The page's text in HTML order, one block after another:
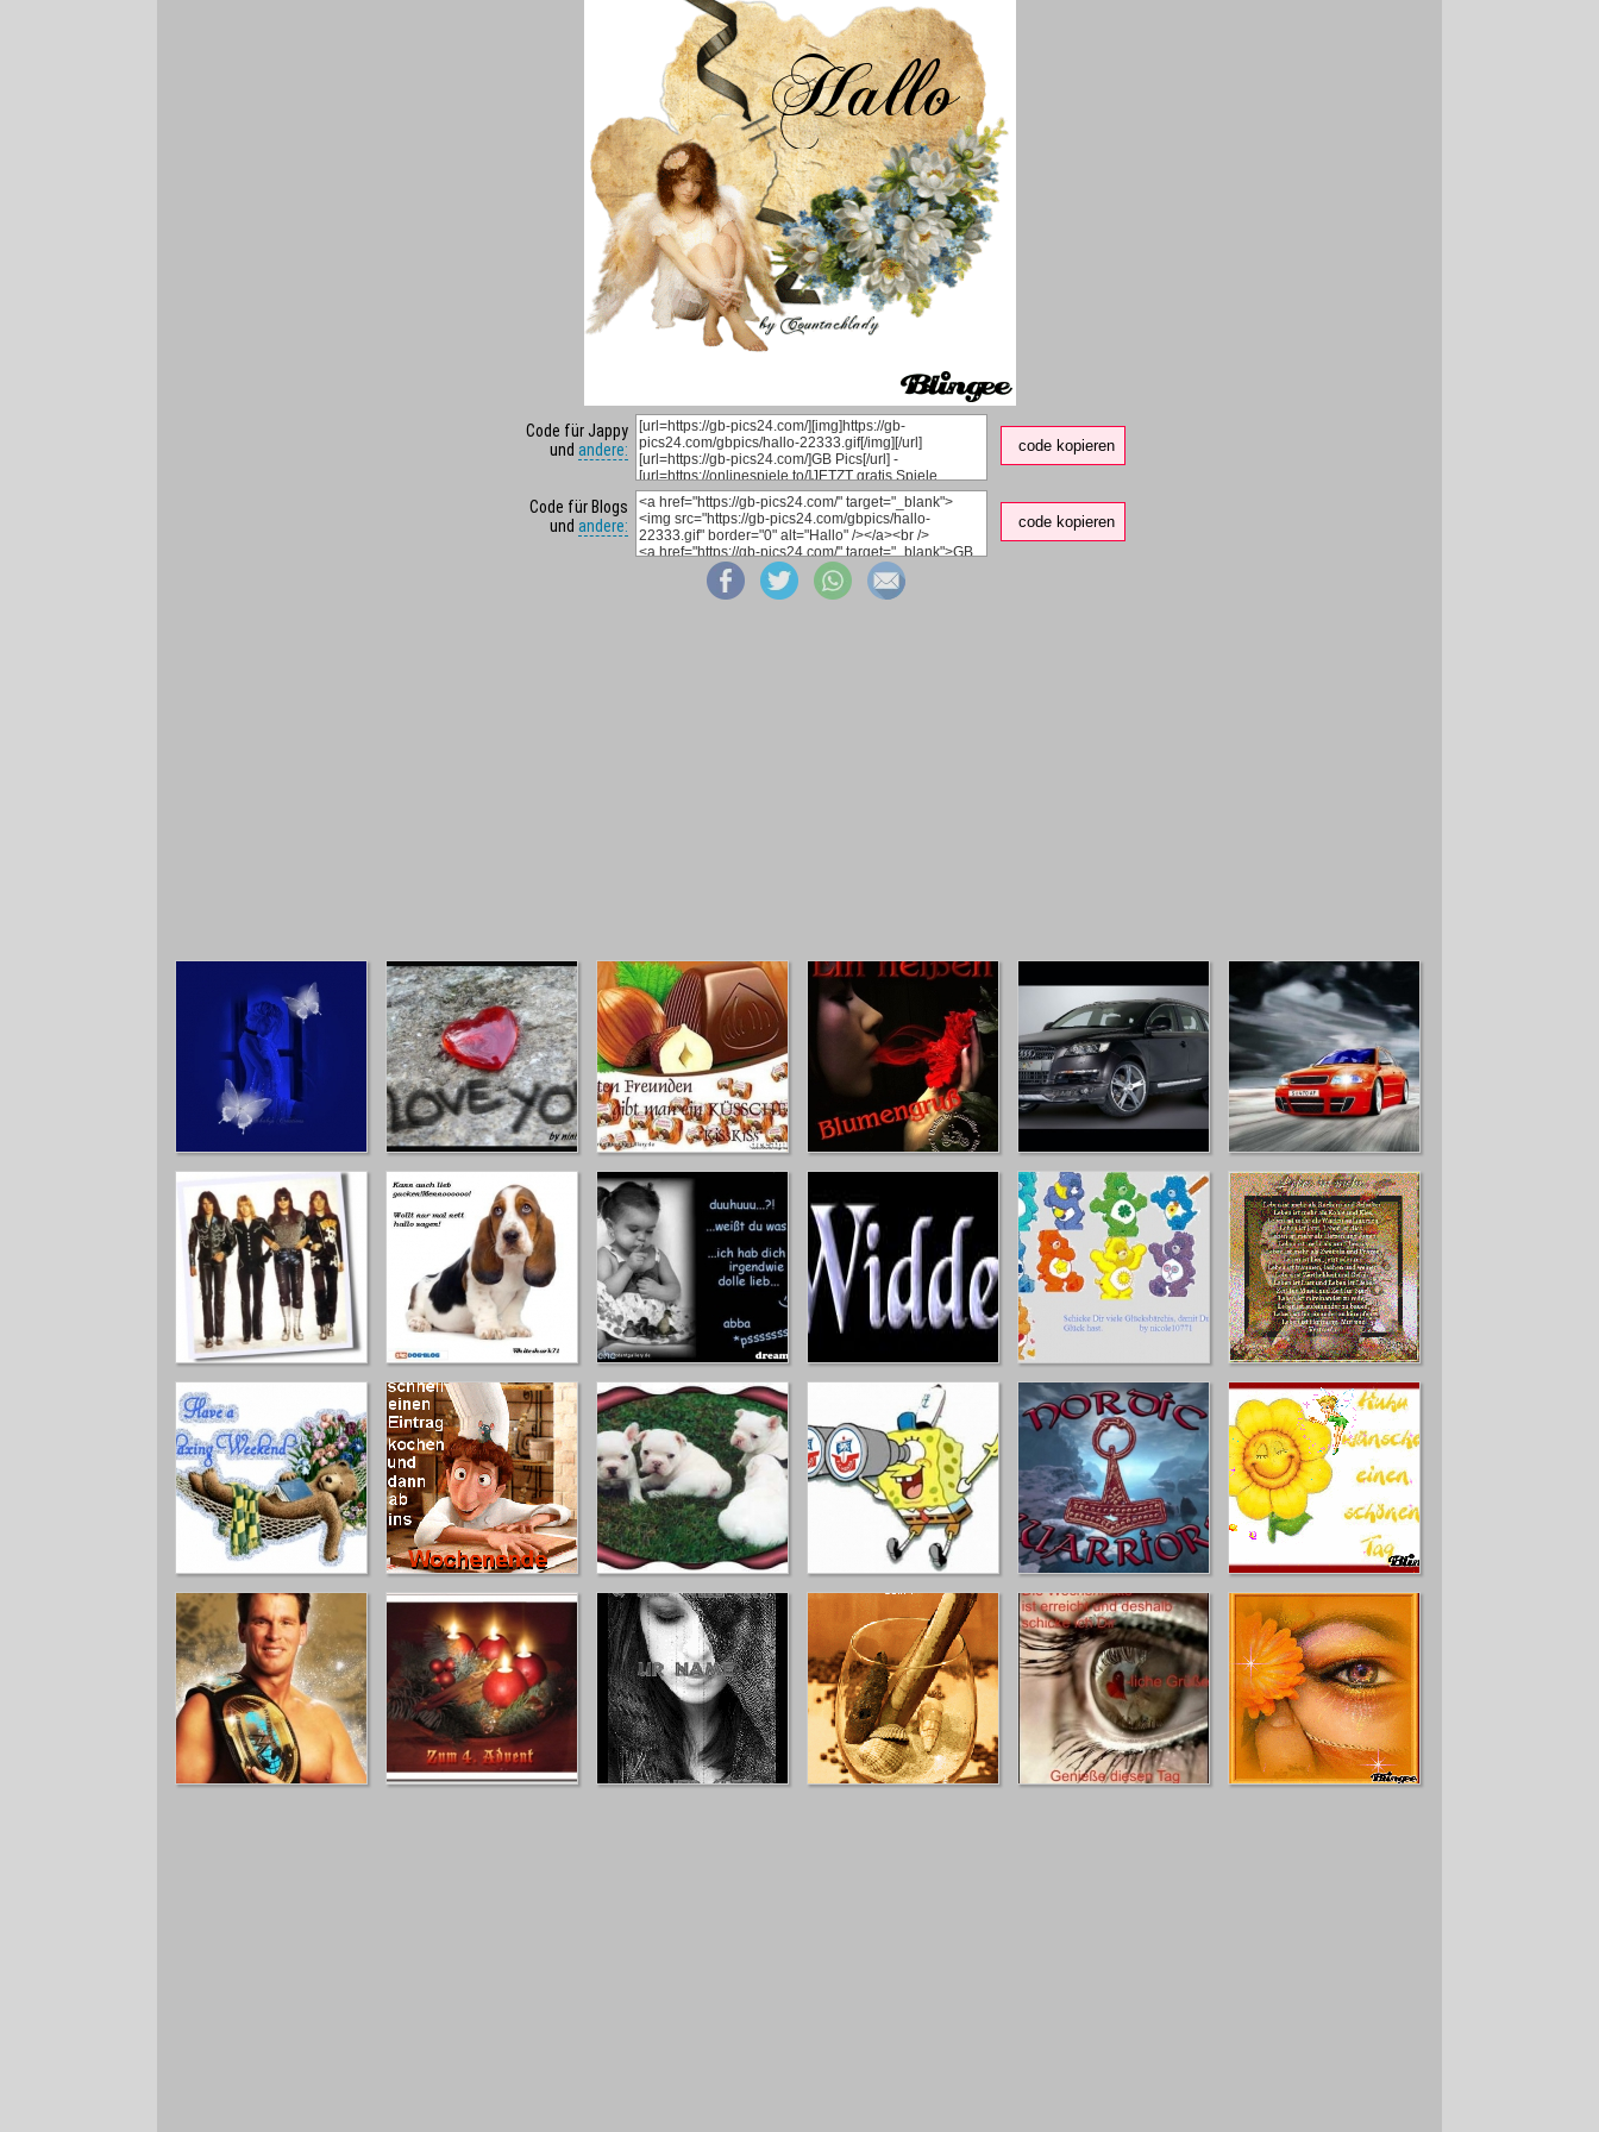
Code für Jappy
und andere: code kopieren
Code für Blogs
und andere: code kopieren